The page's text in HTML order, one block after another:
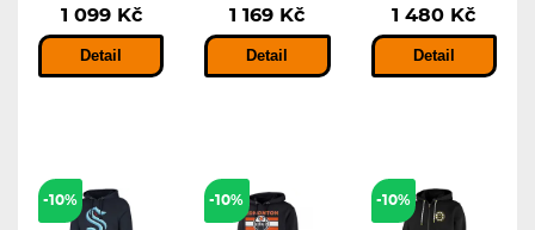
1 099 Kč
Detail
1 169 Kč
Detail
1 480 Kč
Detail
-10% -10% -10%